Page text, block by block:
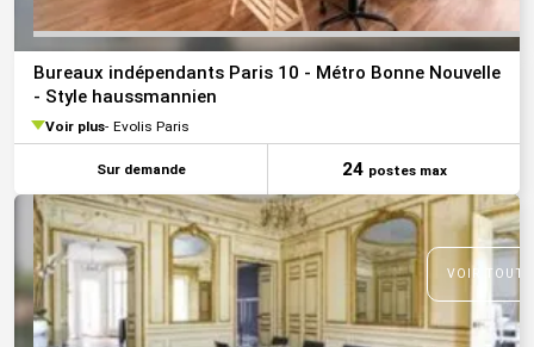
Bureaux indépendants Paris 10 - Métro Bonne Nouvelle
- Style haussmannien
Voir plus Evolis Paris
Sur demande 24 postes max
VOIR